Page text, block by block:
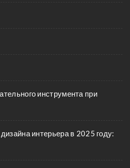
инструмента при
интерьера в 2025 году: